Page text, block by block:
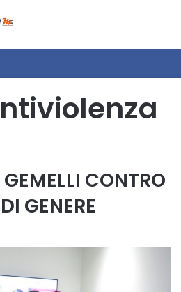
CONTRO
GENERE